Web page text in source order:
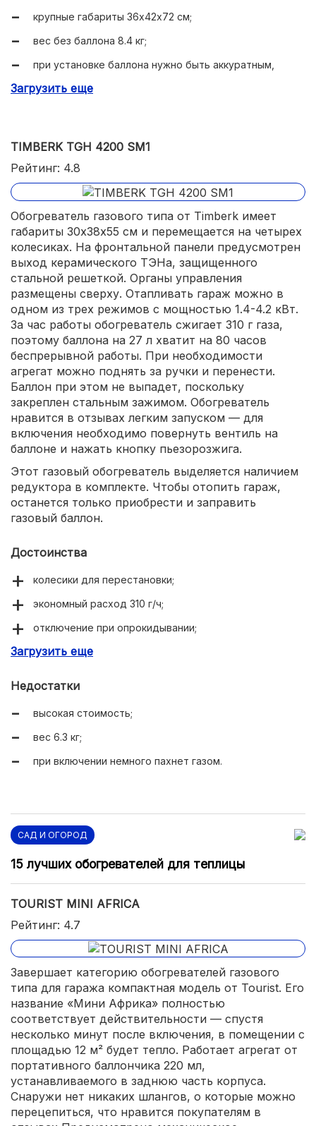
крупные габариты 36х42х72 см;
вес без баллона 8.4 кг;
при установке баллона нужно быть аккуратным,
Загрузить еще
TIMBERK TGH 4200 SM1
Рейтинг: 4.8
Обогреватель газового типа от Timberk имеет
габариты 30х38х55 см и перемещается на четырех
колесиках. На фронтальной панели предусмотрен
выход керамического ТЭНа, защищенного
стальной решеткой. Органы управления
размещены сверху. Отапливать гараж можно в
одном из трех режимов с мощностью 1.4-4.2 кВт.
За час работы обогреватель сжигает 310 г газа,
поэтому баллона на 27 л хватит на 80 часов
беспрерывной работы. При необходимости
агрегат можно поднять за ручки и перенести.
Баллон при этом не выпадет, поскольку
закреплен стальным зажимом. Обогреватель
нравится в отзывах легким запуском — для
включения необходимо повернуть вентиль на
баллоне и нажать кнопку пьезорозжига.
Этот газовый обогреватель выделяется наличием
редуктора в комплекте. Чтобы отопить гараж,
останется только приобрести и заправить
газовый баллон.
Достоинства
колесики для перестановки;
экономный расход 310 г/ч;
отключение при опрокидывании;
подходит для коммерческого использования при
контроль утечки газа и выхода СО2.
Загрузить еще
Недостатки
высокая стоимость;
вес 6.3 кг;
при включении немного пахнет газом.
САД И ОГОРОД
15 лучших обогревателей для теплицы
TOURIST MINI AFRICA
Рейтинг: 4.7
Завершает категорию обогревателей газового
типа для гаража компактная модель от Tourist. Его
название «Мини Африка» полностью
соответствует действительности — спустя
несколько минут после включения, в помещении с
площадью 12 м² будет тепло. Работает агрегат от
портативного баллончика 220 мл,
устанавливаемого в заднюю часть корпуса.
Снаружи нет никаких шлангов, о которые можно
перецепиться, что нравится покупателям в